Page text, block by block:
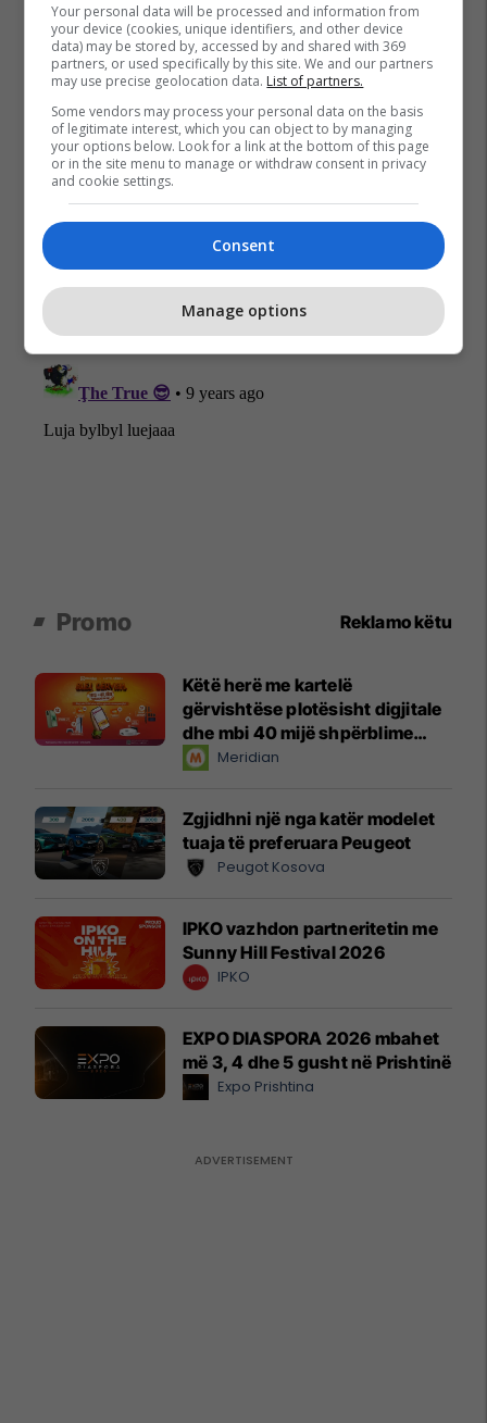
Promo Reklamo këtu
Këtë herë me kartelë
gërvishtëse plotësisht digjitale
dhe mbi 40 mijë shpërblime
instant!Meridian
Zgjidhni një nga katër modelet
tuaja të preferuara Peugeot
Peugot Kosova
IPKO vazhdon partneritetin me
Sunny Hill Festival 2026
IPKO
EXPO DIASPORA 2026 mbahet
më 3, 4 dhe 5 gusht në Prishtinë
Expo Prishtina
Your personal data will be processed and information from
your device (cookies, unique identifiers, and other device
data) may be stored by, accessed by and shared with 369
partners, or used specifically by this site. We and our partners
may use precise geolocation data. List of partners.
Some vendors may process your personal data on the basis
of legitimate interest, which you can object to by managing
your options below. Look for a link at the bottom of this page
or in the site menu to manage or withdraw consent in privacy
and cookie settings.
Consent
Manage options